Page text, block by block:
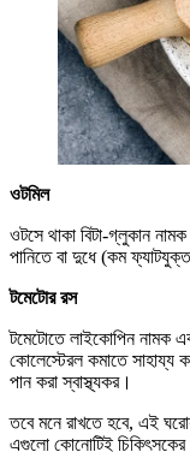
ওটমিল
ওটসে থাকা বিটা-গ্লুকান
পানিতে বা দুধে (কম
টমেটোর রস
টমেটোতে লাইকোপিন নামক
কোলেস্টেরল কমাতে সাহায্য
পান করা স্বাস্থ্যকর।
তবে মনে রাখতে হবে, এই
এগুলো কোনোটিই চিকিৎসকের